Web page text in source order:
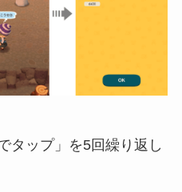
タップ」を5回繰り返し